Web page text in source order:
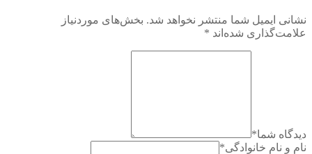
نشانی ایمیل شما منتشر نخواهد شد. بخش‌های موردنیاز
علامت‌گذاری شده‌اند *
دیدگاه شما*
نام و نام خانوادگی*